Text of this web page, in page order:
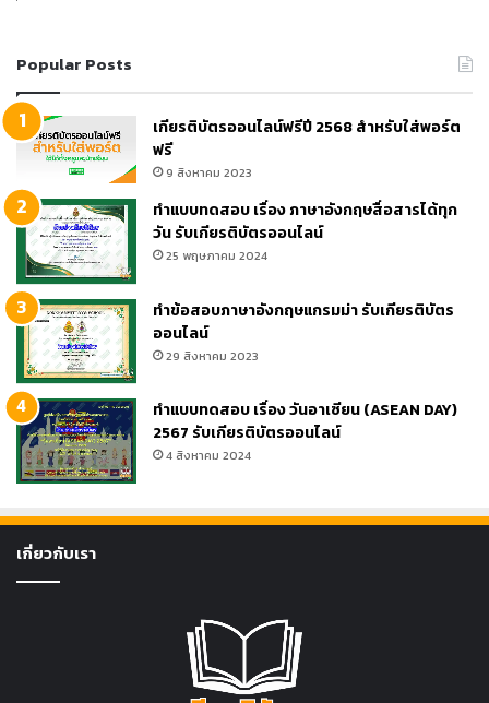
Popular Posts
เกียรติบัตรออนไลน์ฟรีปี 2568 สำหรับใส่พอร์ต
ฟรี
9 สิงหาคม 2023
ทำแบบทดสอบ เรื่อง ภาษาอังกฤษสื่อสารได้ทุก
วัน รับเกียรติบัตรออนไลน์
25 พฤษภาคม 2024
ทำข้อสอบภาษาอังกฤษแกรมม่า รับเกียรติบัตร
ออนไลน์
29 สิงหาคม 2023
ทำแบบทดสอบ เรื่อง วันอาเซียน (ASEAN DAY)
2567 รับเกียรติบัตรออนไลน์
4 สิงหาคม 2024
เกี่ยวกับเรา